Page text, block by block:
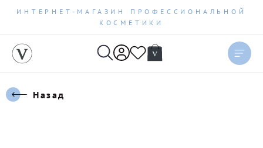
ИНТЕРНЕТ-МАГАЗИН ПРОФЕССИОНАЛЬНОЙ
КОСМЕТИКИ
Назад